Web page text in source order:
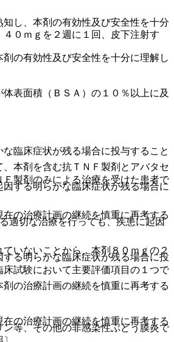
し、本剤の有効性及び安全性を十分
の有効性及び安全性を十分に理解し
表面積（ＢＳＡ）の１０％以上に及
臨床症状が残る場合に投与すること
する明らかな臨床症状が残る場合に
適切な治療を行っても、疾患に起因
る明らかな臨床症状が残る場合に投
試験において主要評価項目の１つで
等、その他の非感染性ぶどう膜炎で
０ｍｇを２週に１回、皮下注射す
本剤を含む抗ＴＮＦ製剤とアバタセ
製剤のみによる治療を受けた患者で
の治療計画の継続を慎重に再考する
いないことから、本剤８０ｍｇの２
の治療計画の継続を慎重に再考する
の治療計画の継続を慎重に再考する